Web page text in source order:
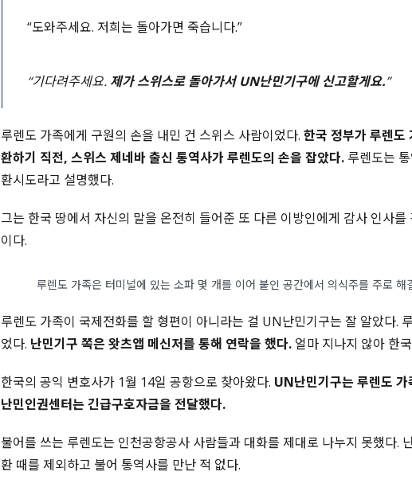
“도와주세요. 저희는 돌아가면 죽습니다.”
“기다려주세요. 제가 스위스로 돌아가서 UN난민기구에 신고할게요.”
루렌도 가족에게 구원의 손을 내민 건 스위스 사람이었다. 한국 정부가 루렌도
환하기 직전, 스위스 제네바 출신 통역사가 루렌도의 손을 잡았다. 루렌도는
환시도라고 설명했다.
그는 한국 땅에서 자신의 말을 온전히 들어준 또 다른 이방인에게 감사 인사
이다.
루렌도 가족은 터미널에 있는 소파 몇 개를 이어 붙인 공간에서 의식주를 주로
루렌도 가족이 국제전화를 할 형편이 아니라는 걸 UN난민기구는 잘 알았다.
었다. 난민기구 쪽은 왓츠앱 메신저를 통해 연락을 했다. 얼마 지나지 않아 한
한국의 공익 변호사가 1월 14일 공항으로 찾아왔다. UN난민기구는 루렌도
난민인권센터는 긴급구호자금을 전달했다.
불어를 쓰는 루렌도는 인천공항공사 사람들과 대화를 제대로 나누지 못했다.
환 때를 제외하고 불어 통역사를 만난 적 없다.